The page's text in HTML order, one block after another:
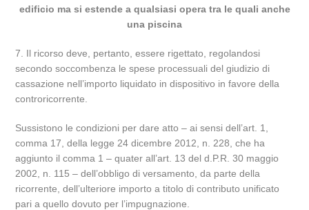
edificio ma si estende a qualsiasi opera tra le quali anche
una piscina
7. Il ricorso deve, pertanto, essere rigettato, regolandosi
secondo soccombenza le spese processuali del giudizio di
cassazione nell’importo liquidato in dispositivo in favore della
controricorrente.
Sussistono le condizioni per dare atto – ai sensi dell’art. 1,
comma 17, della legge 24 dicembre 2012, n. 228, che ha
aggiunto il comma 1 – quater all’art. 13 del d.P.R. 30 maggio
2002, n. 115 – dell’obbligo di versamento, da parte della
ricorrente, dell’ulteriore importo a titolo di contributo unificato
pari a quello dovuto per l’impugnazione.